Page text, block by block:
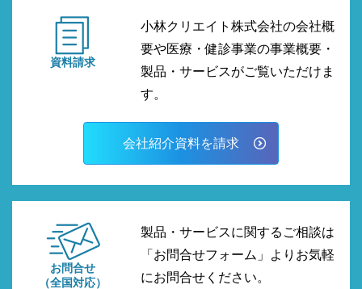
資料請求
小林クリエイト株式会社の会社概
要や医療・健診事業の事業概要・
製品・サービスがご覧いただけま
す。
会社紹介資料を請求
お問合せ
（全国対応）
製品・サービスに関するご相談は
「お問合せフォーム」よりお気軽
にお問合せください。